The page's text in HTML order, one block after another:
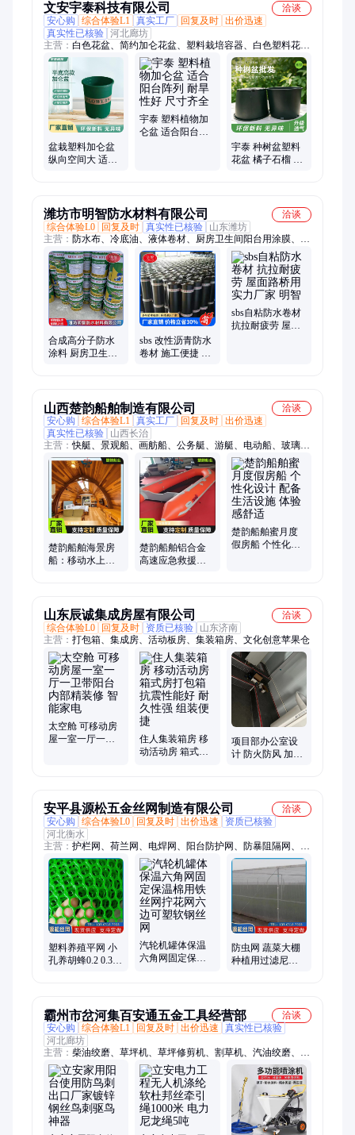
文安宇泰科技有限公司
洽谈
安心购
综合体验L1 真实工厂 回复及时 出价迅速
真实性已核验 河北廊坊
主营： 白色花盆、简约加仑花盆、塑料栽培容器、白色塑料花
盆、室内绿植懒人盆、矮胖加仑盆、方形花盆、控根加仑盆、平
底高款加仑盆、方口种植盆、方形加仑盆花盆、种植塑料盆、树
脂方形加仑盆、方形矮加仑盆、方型控根塑料花盆、种树盆、塑
料绿色花盆、0.5塑料加仑盆、控根盆、控根加仑盆青山盆、控
根塑料花盆、花园盆栽、直筒花盆、加仑盆育苗盆、青山盆塑料
加仑盆
盆栽塑料加仑盆
纵向空间大 适合
宇泰 塑料植物加
仑盆 适合阳台阵
宇泰 种树盆塑料
花盆 橘子石榴 不
潍坊市明智防水材料有限公司
洽谈
综合体验L0
回复及时 真实性已核验
山东潍坊
主营： 防水布、冷底油、液体卷材、厨房卫生间阳台用涂膜、防
水材料、防水卷材、生产材料、自粘胶膜、屋面材料、乳化沥
青、防水涂料、屋顶彩钢瓦、屋面用卷材、基层处理剂、自粘防
潮材料、防水工程卷材、防水防潮材料、预铺反粘卷材、自粘复
合材料、防水补漏卷材、快干防尘涂料、粉末砂浆涂料、环保防
水涂膜、改性沥青卷材、防水补漏材料、防水所用材料
合成高分子防水
涂料 厨房卫生间
sbs 改性沥青防水
卷材 施工便捷 屋
sbs自粘防水卷材
抗拉耐疲劳 屋面
山西楚韵船舶制造有限公司
洽谈
安心购
综合体验L1 真实工厂 回复及时 出价迅速
真实性已核验
山西长治
主营：快艇、景观船、画舫船、公务艇、游艇、电动船、玻璃钢
船、钢质船、铝合金船、路亚艇、浮动码头、旅游船、观光船
楚韵船舶海景房
船：移动水上别
楚韵船舶铝合金
高速应急救援艇
楚韵船舶蜜月度
假房船 个性化设
山东辰诚集成房屋有限公司
洽谈
综合体验L0
回复及时 资质已核验
山东济南
主营： 打包箱、集成房、活动板房、集装箱房、文化创意苹果仓
太空舱 可移动房
屋一室一厅一卫
住人集装箱房 移
动活动房 箱式房
项目部办公室设
计 防火防风 加厚
安平县源松五金丝网制造有限公司
洽谈
安心购
综合体验L0 回复及时 出价迅速
资质已核验
河北衡水
主营： 护栏网、荷兰网、电焊网、阳台防护网、防暴阻隔网、六
角网、基坑护栏网、电梯井口防护门、勾花网、石笼网、塑料平
网、尼龙网、冲孔网、钢板网、轧花网、不锈钢网、矿用支护网
片、刀片刺网、钢筋网片、镀锌美格网、铁马护栏、网格布、金
刚网、塔吊围栏、钢格板
塑料养殖平网 小
孔养胡蜂0.2 0.3
汽轮机罐体保温
六角网固定保温
防虫网 蔬菜大棚
种植用过滤尼龙
霸州市岔河集百安通五金工具经营部
洽谈
安心购
综合体验L1 回复及时 出价迅速
真实性已核验
河北廊坊
主营： 柴油绞磨、草坪机、草坪修剪机、割草机、汽油绞磨、光
缆牵引机、光缆附挂机、电缆输送机、拖拉机绞磨、电力牵引
绳、雅马哈油锯、玻璃钢穿线器、机动绞磨、电缆传送机、电缆
滑车、背负式绿篱机